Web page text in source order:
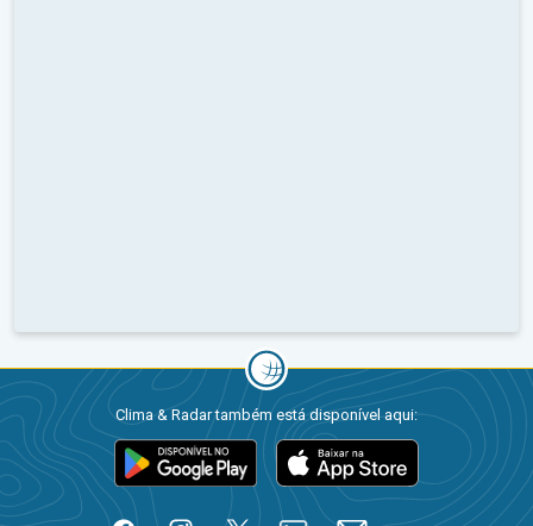
Clima & Radar também está disponível aqui: